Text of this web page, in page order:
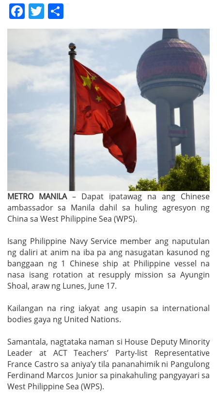
Facebook
Twitter
METRO MANILA – Dapat ipatawag na ang Chinese
ambassador sa Manila dahil sa huling agresyon ng
China sa West Philippine Sea (WPS).
Isang Philippine Navy Service member ang naputulan
ng daliri at anim na iba pa ang nasugatan kasunod ng
banggaan ng 1 Chinese ship at Philippine vessel na
nasa isang rotation at resupply mission sa Ayungin
Shoal, araw ng Lunes, June 17.
Kailangan na ring iakyat ang usapin sa international
bodies gaya ng United Nations.
Samantala, nagtataka naman si House Deputy Minority
Leader at ACT Teachers’ Party-list Representative
France Castro sa aniya’y tila pananahimik ni Pangulong
Ferdinand Marcos Junior sa pinakahuling pangyayari sa
West Philippine Sea (WPS).